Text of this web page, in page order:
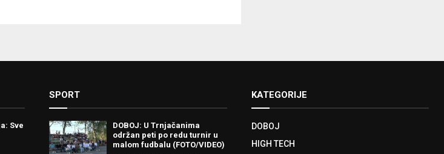
Sve
SPORT
DOBOJ: U Trnjačanima
održan peti po redu turnir u
malom fudbalu (FOTO/VIDEO)
KATEGORIJE
DOBOJ
HIGH TECH